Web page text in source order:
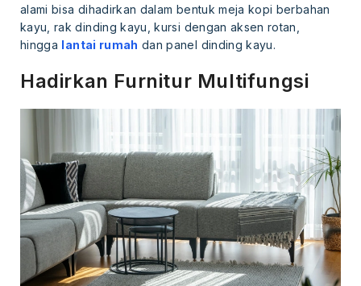
alami bisa dihadirkan dalam bentuk meja kopi berbahan
kayu, rak dinding kayu, kursi dengan aksen rotan,
hingga lantai rumah dan panel dinding kayu.
Hadirkan Furnitur Multifungsi